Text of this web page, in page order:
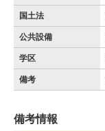
国土法
公共設備
学区
備考
備考情報